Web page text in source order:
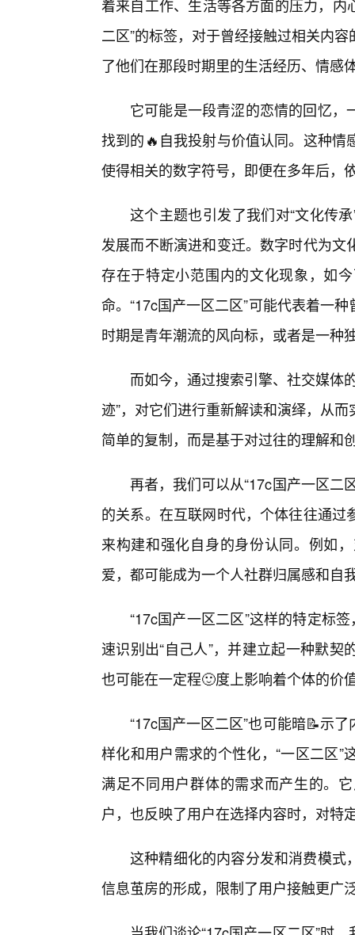
着来自工作、生活等各方面的压力，内
二区”的标签，对于曾经接触过相关内
了他们在那段时期里的生活经历、情感
它可能是一段青涩的恋情的回忆
找到的🔥自我投射与价值认同。这种
使得相关的数字符号，即便在多年后，
这个主题也引发了我们对“文化传
发展而不断演进和变迁。数字时代为
存在于特定小范围内的文化现象，如
命。“17c国产一区二区”可能代表着一
时期是青年潮流的风向标，或者是一种
而如今，通过搜索引擎、社交媒体
迹”，对它们进行重新解读和演绎，从
简单的复制，而是基于对过往的理解和
再者，我们可以从“17c国产一区二
的关系。在互联网时代，个体往往通
来构建和强化自身的身份认同。例如
爱，都可能成为一个人社群归属感和自
“17c国产一区二区”这样的特定标
速识别出“自己人”，并建立起一种默
也可能在一定程🙂度上影响着个体的价
“17c国产一区二区”也可能暗📝示
样化和用户需求的个性化，“一区二区
满足不同用户群体的需求而产生的。
户，也反映了用户在选择内容时，对特
这种精细化的内容分发和消费模式
信息茧房的形成，限制了用户接触更广